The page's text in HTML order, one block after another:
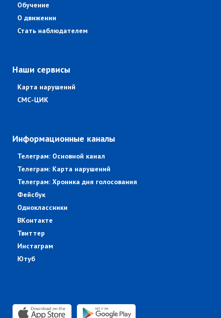
Обучение
О движении
Стать наблюдателем
Наши сервисы
Карта нарушений
СМС-ЦИК
Информационные каналы
Телеграм: Основной канал
Телеграм: Карта нарушений
Телеграм: Хроника дня голосования
Фейсбук
Одноклассники
ВКонтакте
Твиттер
Инстаграм
Ютуб